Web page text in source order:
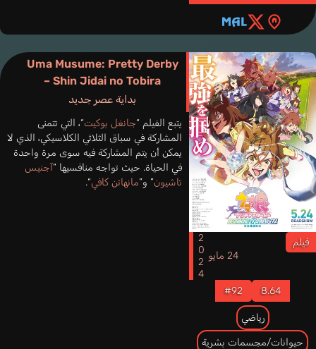
Uma Musume: Pretty Derby
– Shin Jidai no Tobira
بداية عصر جديد
فيلم
24 مايو
2024
8.64
#92
رياضي
حيوانات/مجسمات بشرية
يتبع الفيلم “جانغل بوكيت“، التي تتمنى
المشاركة في سباق الثلاثي الكلاسيكي، الذي لا
يمكن أن يتم المشاركة فيه سوى مرة واحدة
في الحياة. حيث تواجه منافسيها “آجنيس
تاشيون” و”مانهاتن كافي“.